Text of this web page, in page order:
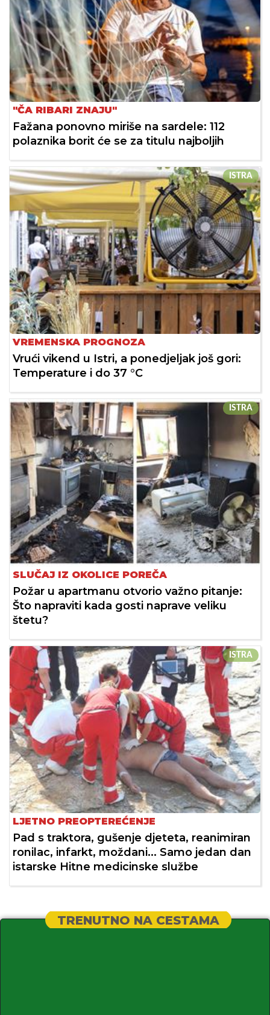
"ČA RIBARI ZNAJU"
Fažana ponovno miriše na sardele: 112
polaznika borit će se za titulu najboljih
ISTRA
VREMENSKA PROGNOZA
Vrući vikend u Istri, a ponedjeljak još gori:
Temperature i do 37 °C
ISTRA
SLUČAJ IZ OKOLICE POREČA
Požar u apartmanu otvorio važno pitanje:
Što napraviti kada gosti naprave veliku
štetu?
ISTRA
LJETNO PREOPTEREĆENJE
Pad s traktora, gušenje djeteta, reanimiran
ronilac, infarkt, moždani... Samo jedan dan
istarske Hitne medicinske službe
TRENUTNO NA CESTAMA